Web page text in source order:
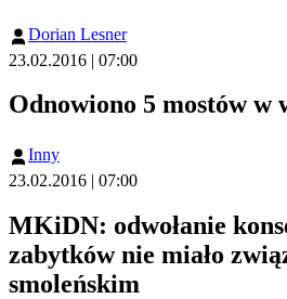
Dorian Lesner
23.02.2016 | 07:00
Odnowiono 5 mostów w
Inny
23.02.2016 | 07:00
MKiDN: odwołanie
zabytków nie miało
smoleńskim